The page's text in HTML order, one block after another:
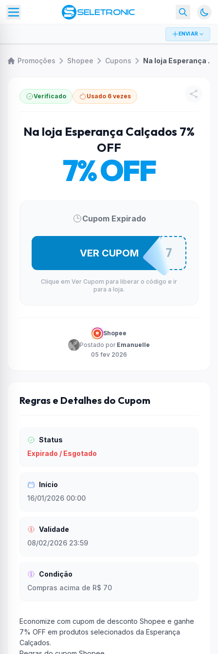
ENVIAR
Promoções Shopee Cupons Na loja Esperança Calçados 7% OFF
Verificado Usado 6 vezes
Na loja Esperança Calçados 7%
OFF
7% OFF
Cupom Expirado
ESPEDCVA7
VER CUPOM
Clique em Ver Cupom para liberar o código e ir
para a loja.
Shopee
Postado por Emanuelle
05 fev 2026
Regras e Detalhes do Cupom
Status
Expirado / Esgotado
Início
16/01/2026 00:00
Validade
08/02/2026 23:59
Condição
Compras acima de R$ 70
Economize com cupom de desconto Shopee e ganhe
7% OFF em produtos selecionados da Esperança
Calçados.